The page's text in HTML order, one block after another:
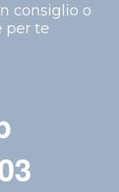
consiglio o
per te